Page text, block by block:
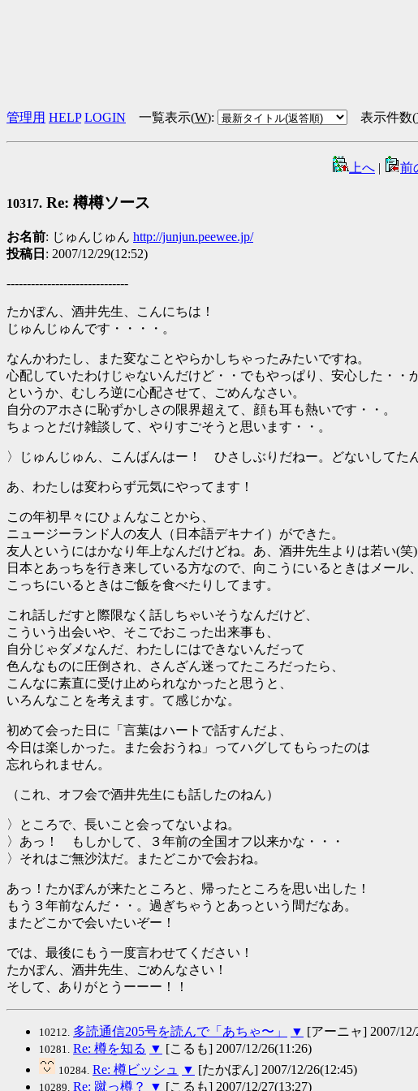
管理用 HELP LOGIN 一覧表示(W): 表示件数(
上へ | 前
10317. Re: 樽樽ソース
お名前: じゅんじゅん http://junjun.peewee.jp/
投稿日 : 2007/12/29(12:52)
------------------------------
たかぽん、酒井先生、こんにちは！
じゅんじゅんです・・・・。
なんかわたし、また変なことやらかしちゃったみたいですね。
心配していたわけじゃないんだけど・・でもやっぱり、安心した・・
というか、むしろ逆に心配させて、ごめんなさい。
自分のアホさに恥ずかしさの限界超えて、顔も耳も熱いです・・。
ちょっとだけ雑談して、やりすごそうと思います・・。
〉じゅんじゅん、こんばんはー！ ひさしぶりだねー。どないしてた
あ、わたしは変わらず元気にやってます！
この年初早々にひょんなことから、
ニュージーランド人の友人（日本語デキナイ）ができた。
友人というにはかなり年上なんだけどね。あ、酒井先生よりは若い(笑)
日本とあっちを行き来している方なので、向こうにいるときはメール、
こっちにいるときはご飯を食べたりしてます。
これ話しだすと際限なく話しちゃいそうなんだけど、
こういう出会いや、そこでおこった出来事も、
自分じゃダメなんだ、わたしにはできないんだって
色んなものに圧倒され、さんざん迷ってたころだったら、
こんなに素直に受け止められなかったと思うと、
いろんなことを考えます。て感じかな。
初めて会った日に「言葉はハートで話すんだよ、
今日は楽しかった。また会おうね」ってハグしてもらったのは
忘れられません。
（これ、オフ会で酒井先生にも話したのねん）
〉ところで、長いこと会ってないよね。
〉あっ！ もしかして、３年前の全国オフ以来かな・・・
〉それはご無沙汰だ。またどこかで会おね。
あっ！たかぽんが来たところと、帰ったところを思い出した！
もう３年前なんだ・・。過ぎちゃうとあっという間だなあ。
またどこかで会いたいぞー！
では、最後にもう一度言わせてください！
たかぽん、酒井先生、ごめんなさい！
そして、ありがとうーーー！！
10212. 多読通信205号を読んで「あちゃ〜」 ▼ [アーニャ] 2007/12/
10281. Re: 樽を知る ▼ [こるも] 2007/12/26(11:26)
10284. Re: 樽ビッシュ ▼ [たかぽん] 2007/12/26(12:45)
10289. Re: 蹴っ樽？ ▼ [こるも] 2007/12/27(13:27)